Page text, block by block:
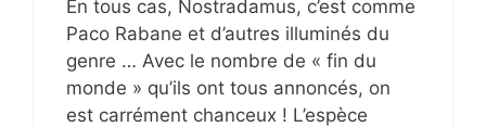
En tous cas, Nostradamus, c’est comme
Paco Rabane et d’autres illuminés du
genre … Avec le nombre de « fin du
monde » qu’ils ont tous annoncés, on
est carrément chanceux ! L’espèce